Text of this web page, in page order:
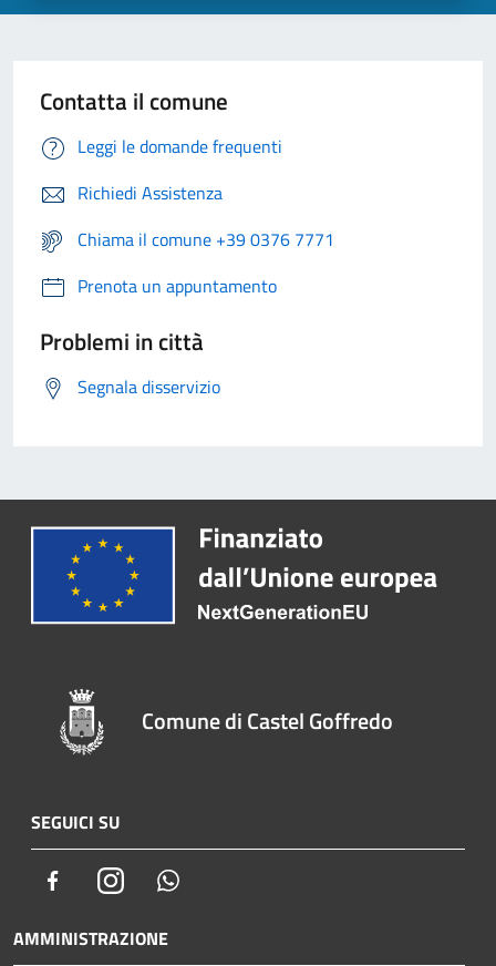
Contatta il comune
Leggi le domande frequenti
Richiedi Assistenza
Chiama il comune +39 0376 7771
Prenota un appuntamento
Problemi in città
Segnala disservizio
Comune di Castel Goffredo
SEGUICI SU
FacebookInstagram
AMMINISTRAZIONE